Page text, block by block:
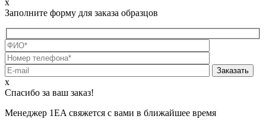
Заполните форму для заказа образцов
х
Спасибо за ваш заказ!
Менеджер 1EA свяжется с вами в ближайшее время